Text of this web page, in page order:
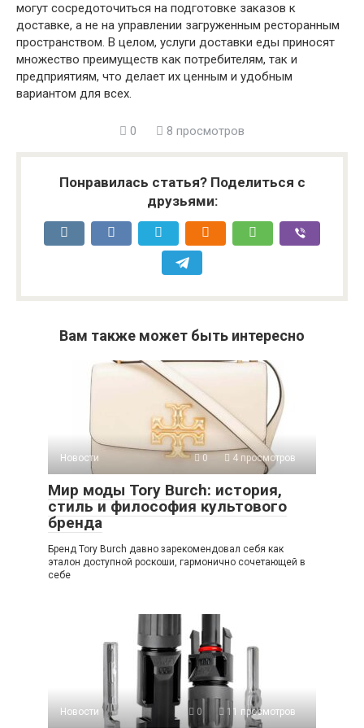
могут сосредоточиться на подготовке заказов к
доставке, а не на управлении загруженным ресторанным
пространством. В целом, услуги доставки еды приносят
множество преимуществ как потребителям, так и
предприятиям, что делает их ценным и удобным
вариантом для всех.
0 8 просмотров
Понравилась статья? Поделиться с
друзьями:
Вам также может быть интересно
Новости 0 4 просмотров
Мир моды Tory Burch: история,
стиль и философия культового
бренда
Бренд Tory Burch давно зарекомендовал себя как
эталон доступной роскоши, гармонично сочетающей в
себе
Новости 0 11 просмотров